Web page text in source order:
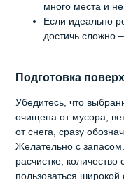
много места и
Если идеально
достичь сложно
Подготовка
Убедитесь, что
очищена от мусора,
от снега, сразу
Желательно с
расчистке, количество
пользоваться широкой